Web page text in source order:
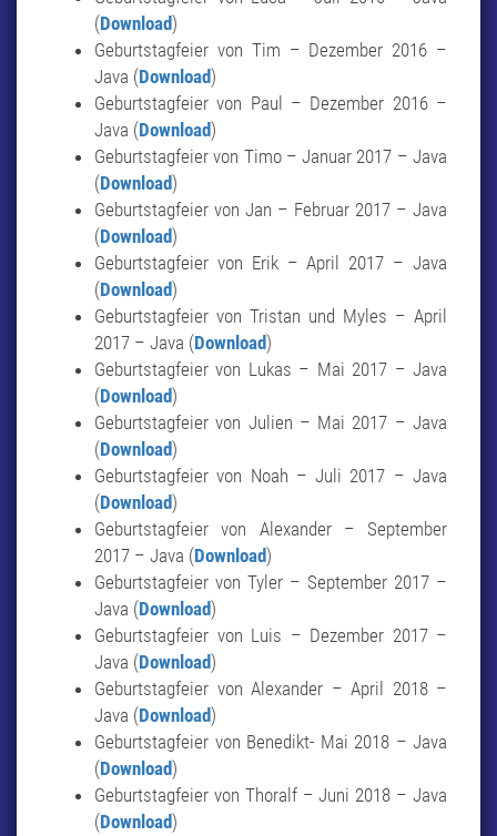
(Download)
Geburtstagfeier von Tim – Dezember 2016 –
Java (Download)
Geburtstagfeier von Paul – Dezember 2016 –
Java (Download)
Geburtstagfeier von Timo – Januar 2017 – Java
(Download)
Geburtstagfeier von Jan – Februar 2017 – Java
(Download)
Geburtstagfeier von Erik – April 2017 – Java
(Download)
Geburtstagfeier von Tristan und Myles – April
2017 – Java (Download)
Geburtstagfeier von Lukas – Mai 2017 – Java
(Download)
Geburtstagfeier von Julien – Mai 2017 – Java
(Download)
Geburtstagfeier von Noah – Juli 2017 – Java
(Download)
Geburtstagfeier von Alexander – September
2017 – Java (Download)
Geburtstagfeier von Tyler – September 2017 –
Java (Download)
Geburtstagfeier von Luis – Dezember 2017 –
Java (Download)
Geburtstagfeier von Alexander – April 2018 –
Java (Download)
Geburtstagfeier von Benedikt- Mai 2018 – Java
(Download)
Geburtstagfeier von Thoralf – Juni 2018 – Java
(Download)